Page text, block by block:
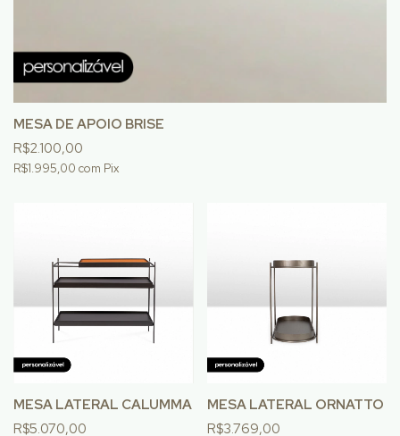
MESA DE APOIO BRISE
R$2.100,00
R$1.995,00 com Pix
MESA LATERAL CALUMMA
R$5.070,00
MESA LATERAL ORNATTO
R$3.769,00